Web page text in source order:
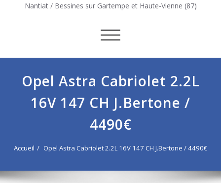
Nantiat / Bessines sur Gartempe et Haute-Vienne (87)
Afficher/masquer la navigation
Opel Astra Cabriolet 2.2L
16V 147 CH J.Bertone /
4490€
Accueil Opel Astra Cabriolet 2.2L 16V 147 CH J.Bertone / 4490€